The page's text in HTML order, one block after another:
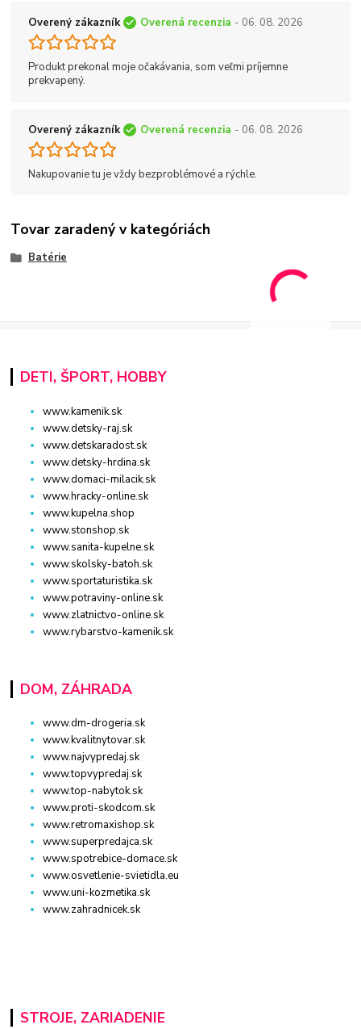
Overený zákazník Overená recenzia - 06. 08. 2026
Produkt prekonal moje očakávania, som veľmi príjemne
prekvapený.
Overený zákazník Overená recenzia - 06. 08. 2026
Nakupovanie tu je vždy bezproblémové a rýchle.
Tovar zaradený v kategóriách
Batérie
DETI, ŠPORT, HOBBY
www.kamenik.sk
www.detsky-raj.sk
www.detskaradost.sk
www.detsky-hrdina.sk
www.domaci-milacik.sk
www.hracky-online.sk
www.kupelna.shop
www.stonshop.sk
www.sanita-kupelne.sk
www.skolsky-batoh.sk
www.sportaturistika.sk
www.potraviny-online.sk
www.zlatnictvo-online.sk
www.rybarstvo-kamenik.sk
DOM, ZÁHRADA
www.dm-drogeria.sk
www.kvalitnytovar.sk
www.najvypredaj.sk
www.topvypredaj.sk
www.top-nabytok.sk
www.proti-skodcom.sk
www.retromaxishop.sk
www.superpredajca.sk
www.spotrebice-domace.sk
www.osvetlenie-svietidla.eu
www.uni-kozmetika.sk
www.zahradnicek.sk
STROJE, ZARIADENIE